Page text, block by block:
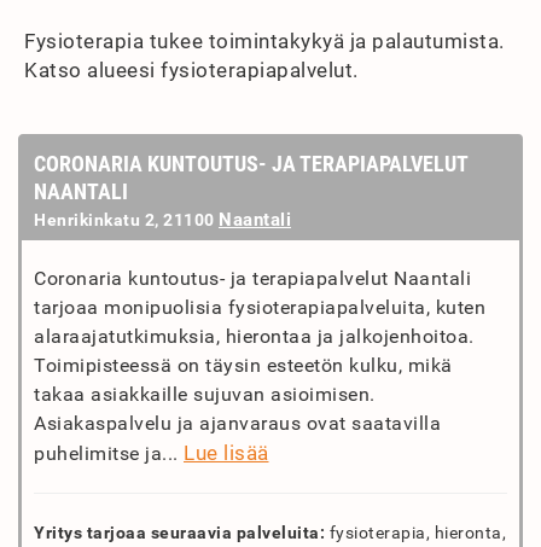
Fysioterapia tukee toimintakykyä ja palautumista.
Katso alueesi fysioterapiapalvelut.
CORONARIA KUNTOUTUS- JA TERAPIAPALVELUT
NAANTALI
Henrikinkatu 2, 21100 Naantali
Coronaria kuntoutus- ja terapiapalvelut Naantali
tarjoaa monipuolisia fysioterapiapalveluita, kuten
alaraajatutkimuksia, hierontaa ja jalkojenhoitoa.
Toimipisteessä on täysin esteetön kulku, mikä
takaa asiakkaille sujuvan asioimisen.
Asiakaspalvelu ja ajanvaraus ovat saatavilla
puhelimitse ja... Lue lisää
Yritys tarjoaa seuraavia palveluita: fysioterapia, hieronta,